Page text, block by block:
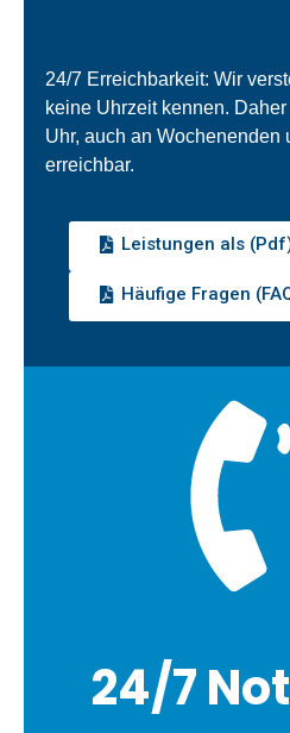
24/7 Erreichbarkeit: Wir
keine Uhrzeit kennen.
Uhr, auch an Wochenenden
erreichbar.
Leistungen als
Häufige Fragen
24/7